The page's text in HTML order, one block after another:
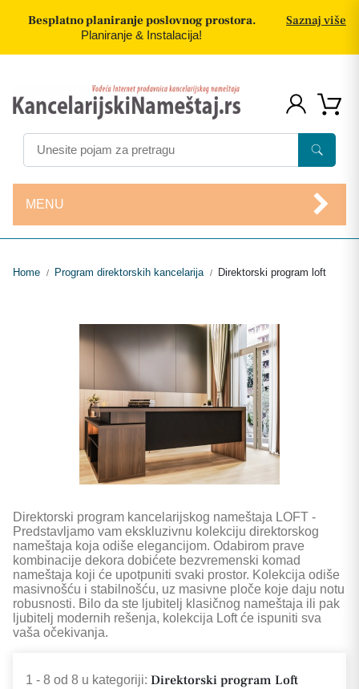
Besplatno planiranje poslovnog prostora.
Planiranje & Instalacija!
Saznaj više
MENU
Home / Program direktorskih kancelarija / Direktorski program loft
Direktorski program kancelarijskog nameštaja LOFT -
Predstavljamo vam ekskluzivnu kolekciju direktorskog
nameštaja koja odiše elegancijom. Odabirom prave
kombinacije dekora dobićete bezvremenski komad
nameštaja koji će upotpuniti svaki prostor. Kolekcija odiše
masivnošću i stabilnošću, uz masivne ploče koje daju notu
robusnosti. Bilo da ste ljubitelj klasičnog nameštaja ili pak
ljubitelj modernih rešenja, kolekcija Loft će ispuniti sva
vaša očekivanja.
1 - 8 od 8 u kategoriji: Direktorski program Loft